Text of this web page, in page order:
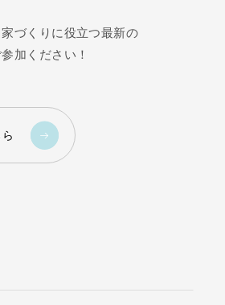
づくりに役立つ最新の
加ください！